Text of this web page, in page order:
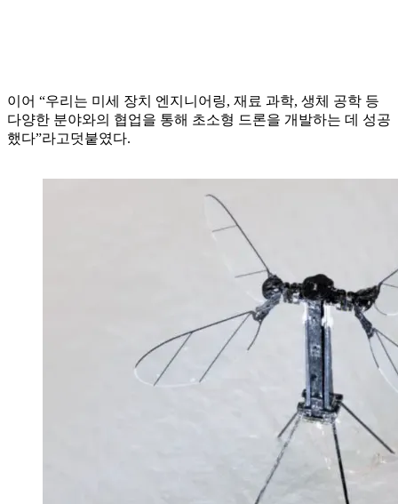
이어 “우리는 미세 장치 엔지니어링, 재료 과학, 생체 공학 등
다양한 분야와의 협업을 통해 초소형 드론을 개발하는 데 성공
했다”라고덧붙였다.